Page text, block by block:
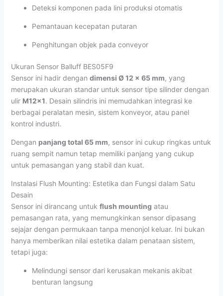
Deteksi komponen pada lini produksi otomatis
Pemantauan kecepatan putaran
Penghitungan objek pada conveyor
Ukuran Sensor Balluff BES05F9
Sensor ini hadir dengan dimensi Ø 12 x 65 mm, yang
merupakan ukuran standar untuk sensor tipe silinder dengan
ulir M12x1. Desain silindris ini memudahkan integrasi ke
berbagai peralatan mesin, sistem konveyor, atau panel
kontrol industri.
Dengan panjang total 65 mm, sensor ini cukup ringkas untuk
ruang sempit namun tetap memiliki panjang yang cukup
untuk pemasangan yang stabil dan kuat.
Instalasi Flush Mounting: Estetika dan Fungsi dalam Satu
Desain
Sensor ini dirancang untuk flush mounting atau
pemasangan rata, yang memungkinkan sensor dipasang
sejajar dengan permukaan tanpa menonjol keluar. Ini bukan
hanya memberikan nilai estetika dalam penataan sistem,
tetapi juga:
Melindungi sensor dari kerusakan mekanis akibat
benturan langsung